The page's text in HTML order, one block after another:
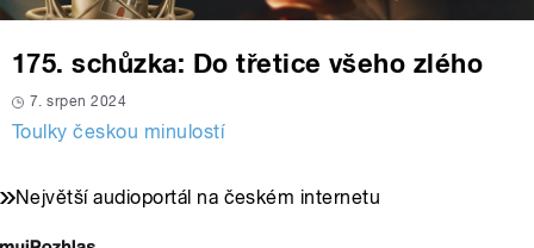
175. schůzka: Do třetice všeho zlého
7. srpen 2024
Toulky českou minulostí
Největší audioportál na českém internetu